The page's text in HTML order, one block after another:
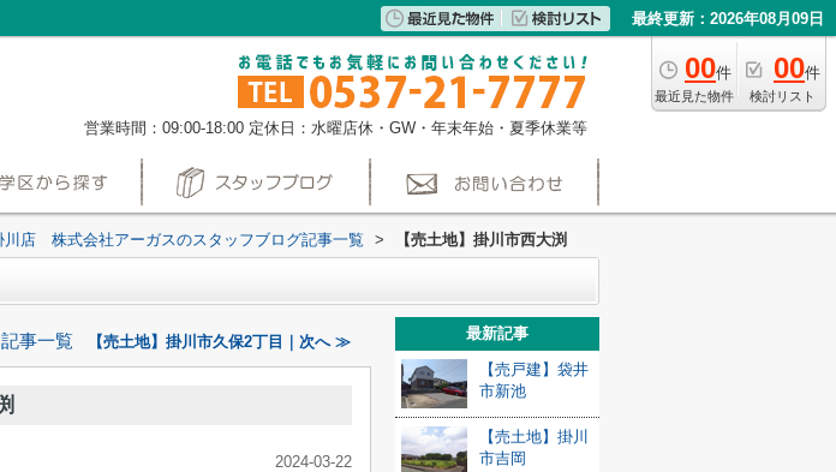
最終更新：2026年08月09日
00件
最近見た物件
00件
検討リスト
営業時間：09:00-18:00 定休日：水曜店休・GW・年末年始・夏季休業等
川店 株式会社アーガスのスタッフブログ記事一覧 > 【売土地】掛川市西大渕
記事一覧 【売土地】掛川市久保2丁目｜次へ ≫
2024-03-22
最新記事
【売戸建】袋井
市新池
【売土地】掛川
市吉岡